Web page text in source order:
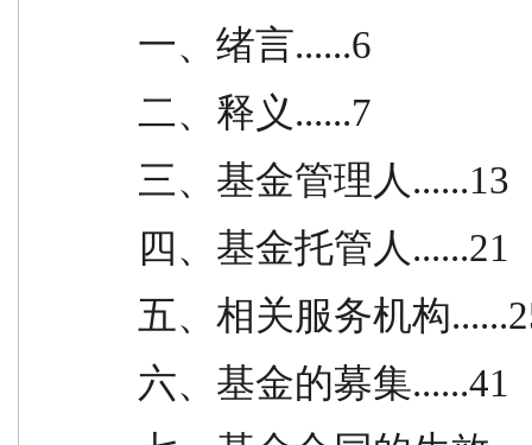
一、绪言......6
二、释义......7
三、基金管理人......13
四、基金托管人......21
五、相关服务机构
六、基金的募集......41